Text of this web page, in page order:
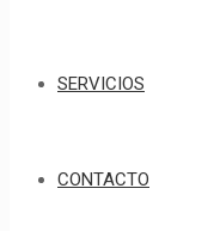
SERVICIOS
CONTACTO